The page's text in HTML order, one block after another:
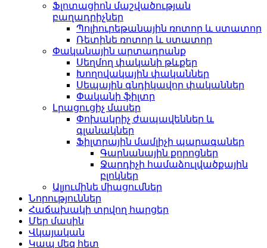
Ֆլոտացիոն մաշվածության
բաղադրիչներ
Պոլիուրեթանային ռոտոր և ստատոր
Ռետինե ռոտոր և ստատոր
Փականային արտադրանք
Սեղմող փականի թևքեր
Խողովակային փականներ
Սեպային գնդիկավոր փականներ
Փականի ֆիլտր
Լրացուցիչ մասեր
Փոխակրիչ ժապավեններ և
գլանակներ
Ֆիլտրային մամլիչի պարագաներ
Գարնանային քորոցներ
Ջարդիչի համաձուլվածքային
բլոկներ
Ալյումինե միացումներ
Նորություններ
Հաճախակի տրվող հարցեր
Մեր մասին
Վկայական
Կապ մեզ հետ